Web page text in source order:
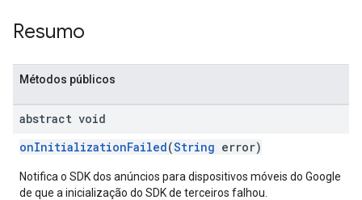
Resumo
Métodos públicos
abstract void
onInitializationFailed(String error)
Notifica o SDK dos anúncios para dispositivos móveis do Google
de que a inicialização do SDK de terceiros falhou.